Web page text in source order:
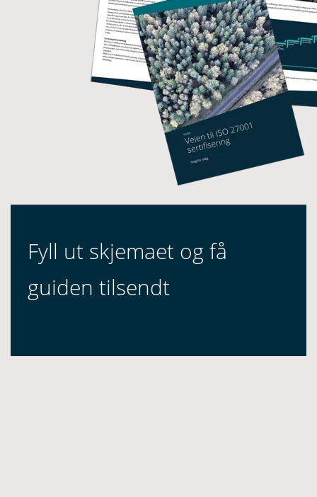
Fyll ut skjemaet og få
guiden tilsendt